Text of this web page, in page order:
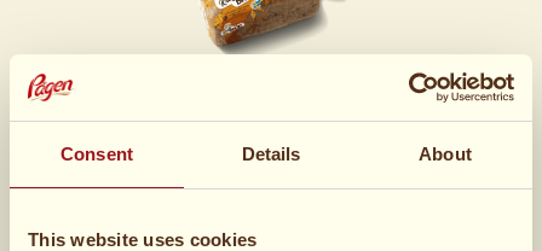
Consent Details About
This website uses cookies
ca. 400 g Lachsfilet in Stücken, ohne Haut